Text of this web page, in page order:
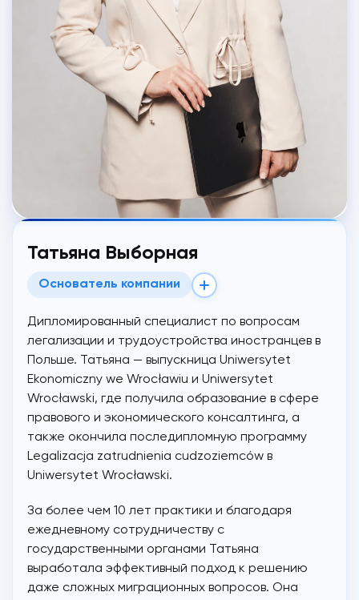
Татьяна Выборная
Основатель компании
Дипломированный специалист по вопросам
легализации и трудоустройства иностранцев в
Польше. Татьяна — выпускница Uniwersytet
Ekonomiczny we Wrocławiu и Uniwersytet
Wrocławski, где получила образование в сфере
правового и экономического консалтинга, а
также окончила последипломную программу
Legalizacja zatrudnienia cudzoziemców в
Uniwersytet Wrocławski.
За более чем 10 лет практики и благодаря
ежедневному сотрудничеству с
государственными органами Татьяна
выработала эффективный подход к решению
даже сложных миграционных вопросов. Она